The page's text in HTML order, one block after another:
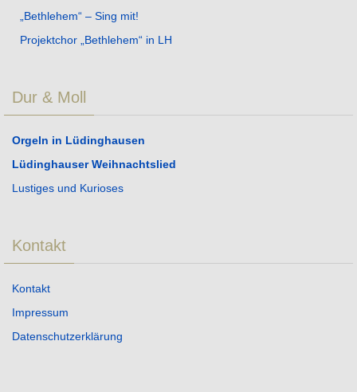
„Bethlehem“ – Sing mit!
Projektchor „Bethlehem“ in LH
Dur & Moll
Orgeln in Lüdinghausen
Lüdinghauser Weihnachtslied
Lustiges und Kurioses
Kontakt
Kontakt
Impressum
Datenschutzerklärung